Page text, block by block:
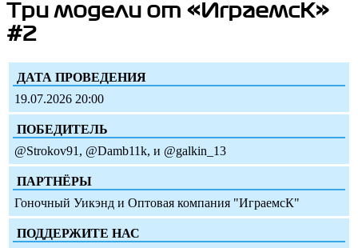
Три модели от «ИграемсК»
#2
ДАТА ПРОВЕДЕНИЯ
19.07.2026 20:00
ПОБЕДИТЕЛЬ
@Strokov91, @Damb11k, и @galkin_13
ПАРТНЁРЫ
Гоночный Уикэнд и Оптовая компания "ИграемсК"
ПОДДЕРЖИТЕ НАС